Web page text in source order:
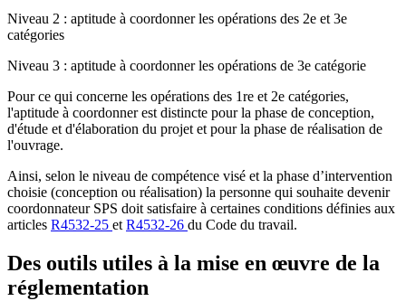
Niveau 2 : aptitude à coordonner les opérations des 2e et 3e
catégories
Niveau 3 : aptitude à coordonner les opérations de 3e catégorie
Pour ce qui concerne les opérations des 1re et 2e catégories,
l'aptitude à coordonner est distincte pour la phase de conception,
d'étude et d'élaboration du projet et pour la phase de réalisation de
l'ouvrage.
Ainsi, selon le niveau de compétence visé et la phase d’intervention
choisie (conception ou réalisation) la personne qui souhaite devenir
coordonnateur SPS doit satisfaire à certaines conditions définies aux
articles R4532-25 et R4532-26 du Code du travail.
Des outils utiles à la mise en œuvre de la
réglementation